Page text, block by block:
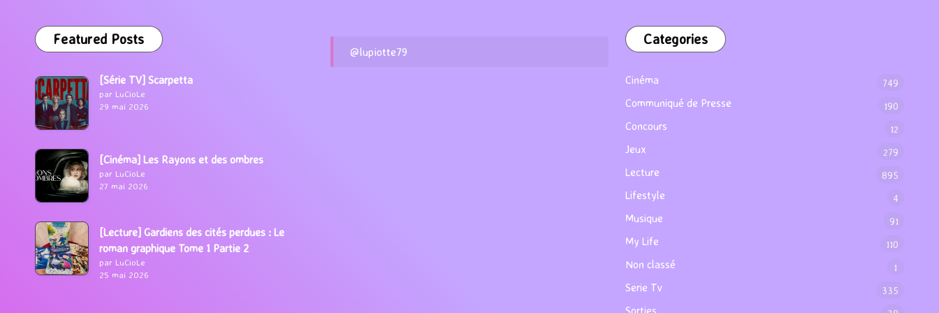
Featured Posts
[Série TV] Scarpetta
par LuCioLe
29 mai 2026
[Cinéma] Les Rayons et des ombres
par LuCioLe
27 mai 2026
[Lecture] Gardiens des cités perdues : Le
roman graphique Tome 1 Partie 2
par LuCioLe
25 mai 2026
@lupiotte79
Categories
Cinéma 749
Communiqué de Presse 190
Concours 12
Jeux 279
Lecture 895
Lifestyle 4
Musique 91
My Life 110
Non classé 1
Serie Tv 335